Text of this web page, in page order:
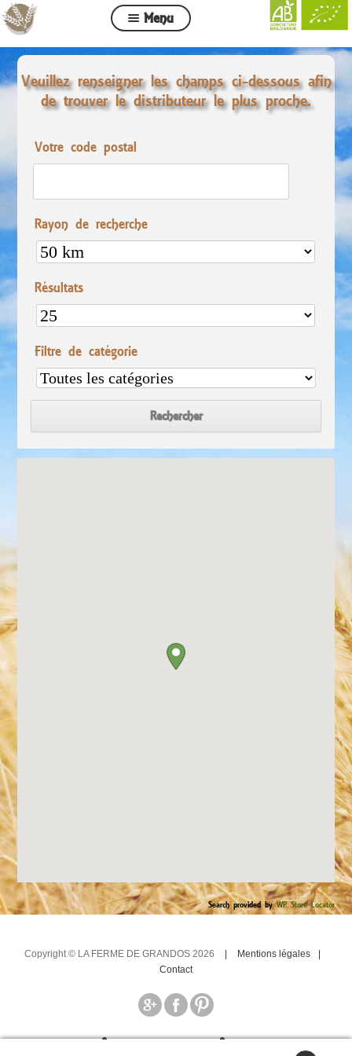
Menu
Nos pâtes, Nos huiles
Commande
Mon compte
Veuillez renseigner les champs ci-dessous afin
de trouver le distributeur le plus proche.
Votre code postal
Rayon de recherche
Résultats
Filtre de catégorie
Search provided byWP Store Locator
Copyright © LA FERME DE GRANDOS 2026
Mentions légales
Contact